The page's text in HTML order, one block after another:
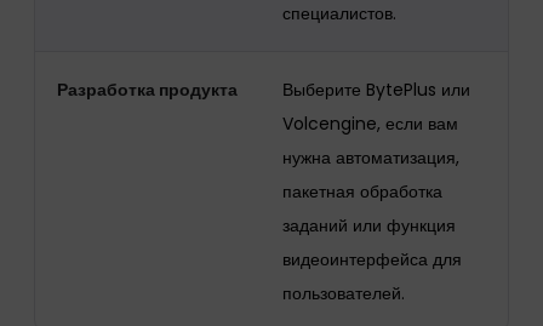
специалистов.
Разработка продукта
Выберите BytePlus или
Volcengine, если вам
нужна автоматизация,
пакетная обработка
заданий или функция
видеоинтерфейса для
пользователей.